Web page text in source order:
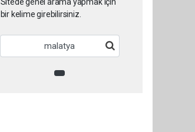
bir kelime girebilirsiniz.